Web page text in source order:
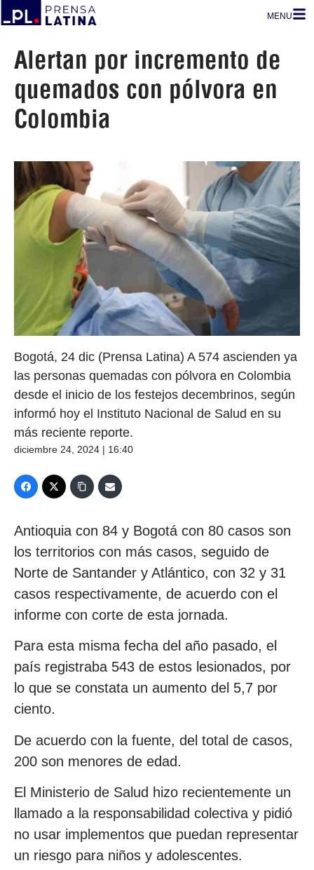
MENU
Alertan por incremento de
quemados con pólvora en
Colombia
Bogotá, 24 dic (Prensa Latina) A 574 ascienden ya
las personas quemadas con pólvora en Colombia
desde el inicio de los festejos decembrinos, según
informó hoy el Instituto Nacional de Salud en su
más reciente reporte.
diciembre 24, 2024 | 16:40
Antioquia con 84 y Bogotá con 80 casos son
los territorios con más casos, seguido de
Norte de Santander y Atlántico, con 32 y 31
casos respectivamente, de acuerdo con el
informe con corte de esta jornada.
Para esta misma fecha del año pasado, el
país registraba 543 de estos lesionados, por
lo que se constata un aumento del 5,7 por
ciento.
De acuerdo con la fuente, del total de casos,
200 son menores de edad.
El Ministerio de Salud hizo recientemente un
llamado a la responsabilidad colectiva y pidió
no usar implementos que puedan representar
un riesgo para niños y adolescentes.